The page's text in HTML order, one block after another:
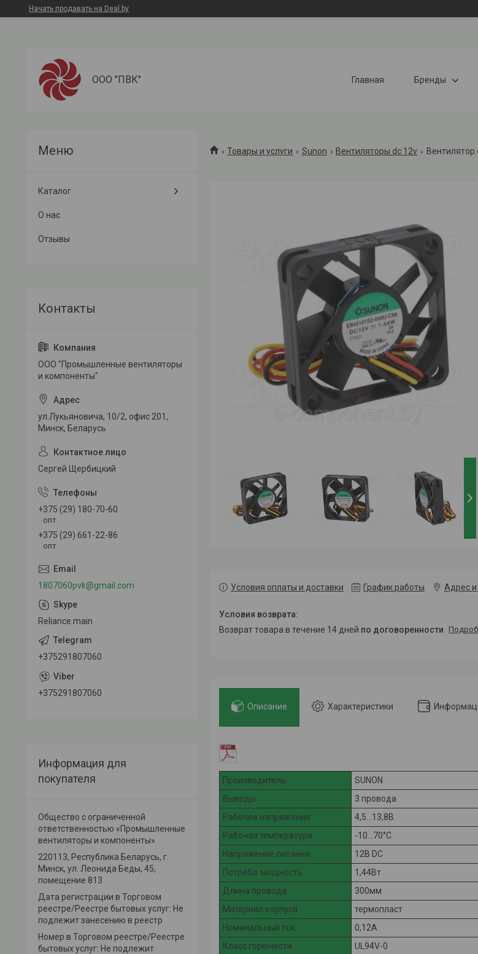
Начать продавать на Deal.by
ООО "ПВК" Главная Бренды
Товары и услуги Sunon Вентиляторы dc 12v Вентилятор
Условия оплаты и доставки График работы Адрес и
возврат товара в течение 14 дней по договоренности
Описание Характеристики
Производитель
SUNON
Выводы
3 провода
Рабочее напряжение
4,5...13,8В
Рабочая температура
-10...70°C
Напряжение питания
12В DC
Потребл. мощность
1,44Вт
Длина провода
300мм
Материал корпуса
термопласт
Номинальный ток
0,12А
Класс горючести
UL94V-0
Каталог
О нас
Отзывы
ООО "Промышленные вентиляторы
и компоненты"
ул.Лукьяновича, 10/2, офис 201,
Минск, Беларусь
Сергей Щербицкий
+375 (29) 180-70-60
опт
+375 (29) 661-22-86
опт
1807060pvk@gmail.com
Reliance.main
+375291807060
+375291807060
Информация для
покупателя
Общество с ограниченной
ответственностью «Промышленные
вентиляторы и компоненты»
220113, Республика Беларусь, г.
Минск, ул. Леонида Беды, 45,
помещение 813
Дата регистрации в Торговом
реестре/Реестре бытовых услуг: Не
подлежит занесению в реестр
Номер в Торговом реестре/Реестре
бытовых услуг: Не подлежит